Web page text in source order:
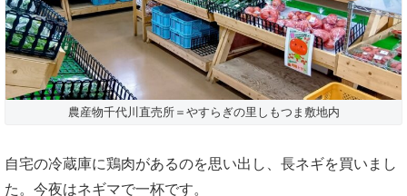
農産物千代川直売所＝やすらぎの里しもつま敷地内
自宅の冷蔵庫に鶏肉があるのを思い出し、長ネギを買いまし
た。今夜はネギマで一杯です。